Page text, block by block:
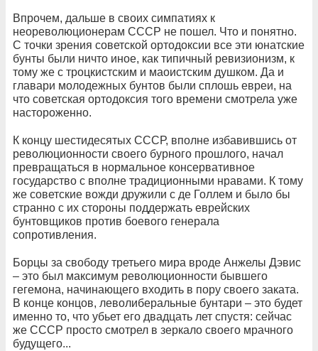
Впрочем, дальше в своих симпатиях к
неореволюционерам СССР не пошел. Что и понятно.
С точки зрения советской ортодоксии все эти юнатские
бунты были ничто иное, как типичный ревизионизм, к
тому же с троцкистским и маоистским душком. Да и
главари молодежных бунтов были сплошь евреи, на
что советская ортодоксия того времени смотрела уже
настороженно.
К концу шестидесятых СССР, вполне избавившись от
революционности своего бурного прошлого, начал
превращаться в нормальное консервативное
государство с вполне традиционными нравами. К тому
же советские вожди дружили с де Голлем и было бы
странно с их стороны поддержать еврейских
бунтовщиков против боевого генерала
сопротивления.
Борцы за свободу третьего мира вроде Анжелы Дэвис
– это был максимум революционности бывшего
гегемона, начинающего входить в пору своего заката.
В конце концов, леволиберальные бунтари – это будет
именно то, что убьет его двадцать лет спустя: сейчас
же СССР просто смотрел в зеркало своего мрачного
будущего...